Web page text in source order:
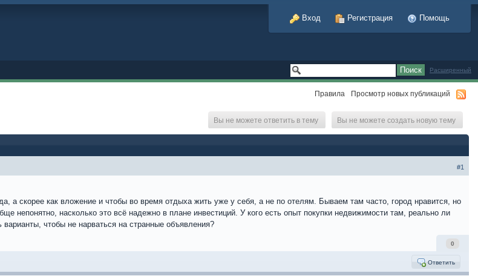
Вход Регистрация Помощь
Расширенный
Правила Просмотр новых публикаций
Вы не можете создать новую тему
Вы не можете ответить в тему
#1
а скорее как вложение и чтобы во время отдыха жить уже у себя, а не по отелям. Бываем там часто, город нравится, но
непонятно, насколько это всё надежно в плане инвестиций. У кого есть опыт покупки недвижимости там, реально ли
чтобы не нарваться на странные объявления?
0
Ответить